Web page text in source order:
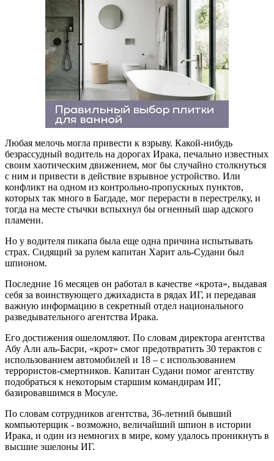
Любая мелочь могла привести к взрыву. Какой-нибудь
безрассудный водитель на дорогах Ирака, печально известных
своим хаотическим движением, мог бы случайно столкнуться
с ним и привести в действие взрывное устройство. Или
конфликт на одном из контрольно-пропускных пунктов,
которых так много в Багдаде, мог перерасти в перестрелку, и
тогда на месте стычки вспыхнул бы огненный шар адского
пламени.
Но у водителя пикапа была еще одна причина испытывать
страх. Сидящий за рулем капитан Харит аль-Судани был
шпионом.
Последние 16 месяцев он работал в качестве «крота», выдавая
себя за воинствующего джихадиста в рядах ИГ, и передавая
важную информацию в секретный отдел национального
разведывательного агентства Ирака.
Его достижения ошеломляют. По словам директора агентства
Абу Али аль-Басри, «крот» смог предотвратить 30 терактов с
использованием автомобилей и 18 – с использованием
террористов-смертников. Капитан Судани помог агентству
подобраться к некоторым старшим командирам ИГ,
базировавшимся в Мосуле.
По словам сотрудников агентства, 36-летний бывший
компьютерщик - возможно, величайший шпион в истории
Ирака, и один из немногих в мире, кому удалось проникнуть в
высшие эшелоны ИГ.